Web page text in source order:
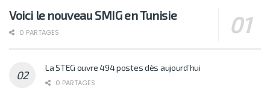
Voici le nouveau SMIG en Tunisie
0 PARTAGES
La STEG ouvre 494 postes dès aujourd’hui
0 PARTAGES